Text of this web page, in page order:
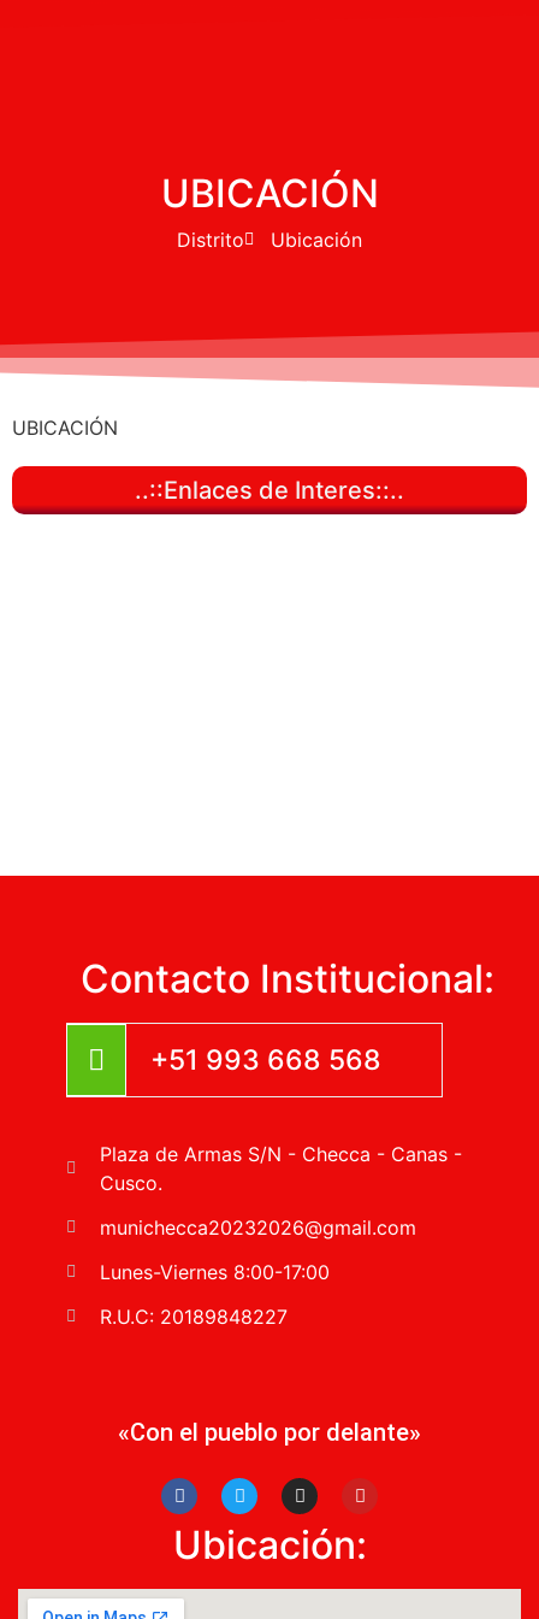
UBICACIÓN
Distrito Ubicación
UBICACIÓN
..::Enlaces de Interes::..
Contacto Institucional:
+51 993 668 568
Plaza de Armas S/N - Checca - Canas -
Cusco.
munichecca20232026@gmail.com
Lunes-Viernes 8:00-17:00
R.U.C: 20189848227
«Con el pueblo por delante»
Ubicación: